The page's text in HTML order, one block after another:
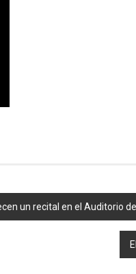
un recital en el Auditorio